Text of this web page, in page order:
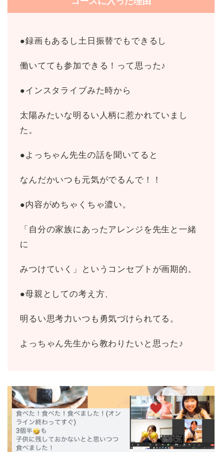
●録画もあるし土日振替でもできるし
働いてても参加できる！って思った♪
●インスタライブみた時から
太陽みたいな明るい人柄に惹かれていまし
た。
● よっちゃん先生の話を聞いてると
なんだかいつも元気がでるんで！！
●内容がめちゃくちゃ濃い。
「自分の家族にあったアレンジを先生と一緒
に
みつけていく」というコンセプトが画期的。
●母親としての考え方、
明るい思考力いつも勇気づけられてる。
よっちゃん先生から教わりたいと思った ♪